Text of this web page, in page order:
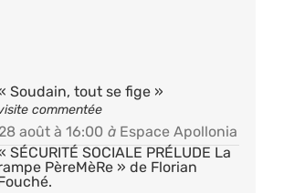
Soudain, tout se fige »
août à 16:00 à Espace Apollonia
SÉCURITÉ SOCIALE PRÉLUDE La
PèreMèRe » de Florian